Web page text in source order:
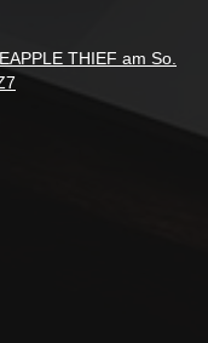
THIEF am So.